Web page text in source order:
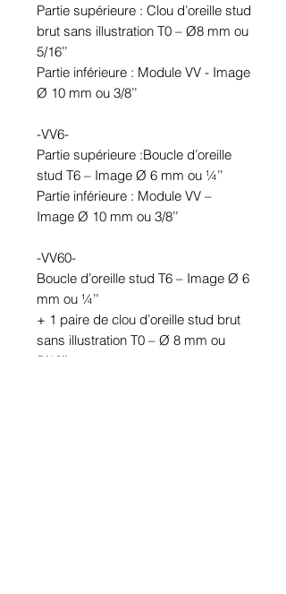
Partie supérieure : Clou d’oreille stud
brut sans illustration T0 – Ø8 mm ou
5/16’’
Partie inférieure : Module VV - Image
Ø 10 mm ou 3/8’’
-VV6-
Partie supérieure :Boucle d’oreille
stud T6 – Image Ø 6 mm ou ¼’’
Partie inférieure : Module VV –
Image Ø 10 mm ou 3/8’’
-VV60-
Boucle d’oreille stud T6 – Image Ø 6
mm ou ¼’’
+ 1 paire de clou d’oreille stud brut
sans illustration T0 – Ø 8 mm ou
5/16’’